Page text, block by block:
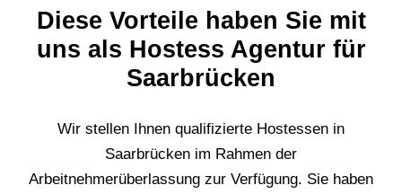
Diese Vorteile haben Sie mit
uns als Hostess Agentur für
Saarbrücken
Wir stellen Ihnen qualifizierte Hostessen in
Saarbrücken im Rahmen der
Arbeitnehmerüberlassung zur Verfügung. Sie haben